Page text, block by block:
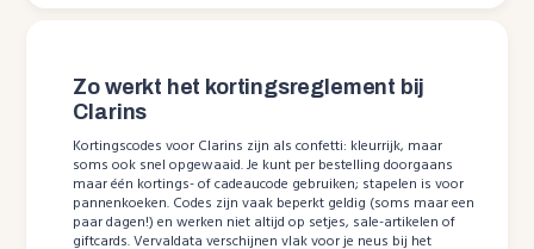
Zo werkt het kortingsreglement bij
Clarins
Kortingscodes voor Clarins zijn als confetti: kleurrijk, maar
soms ook snel opgewaaid. Je kunt per bestelling doorgaans
maar één kortings- of cadeaucode gebruiken; stapelen is voor
pannenkoeken. Codes zijn vaak beperkt geldig (soms maar een
paar dagen!) en werken niet altijd op setjes, sale-artikelen of
giftcards. Vervaldata verschijnen vlak voor je neus bij het